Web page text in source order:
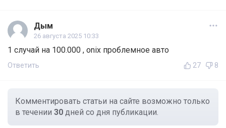
Дым
26 августа 2025 10:33
1 случай на 100.000 , onix проблемное авто
Ответить 27 8
Комментировать статьи на сайте возможно только
в течении 30 дней со дня публикации.